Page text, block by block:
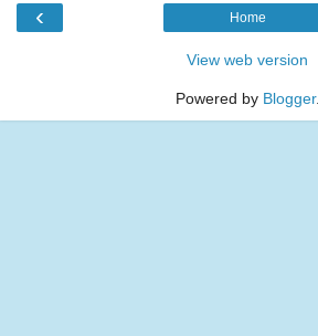
‹ Home
View web version
Powered by Blogger.